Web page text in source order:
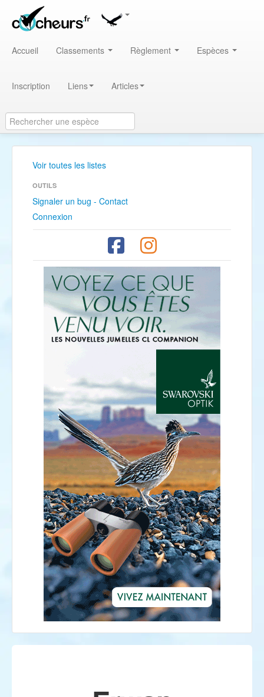
Accueil Classements Règlement Espèces
Inscription Liens Articles
Voir toutes les listes
OUTILS
Signaler un bug - Contact
Connexion